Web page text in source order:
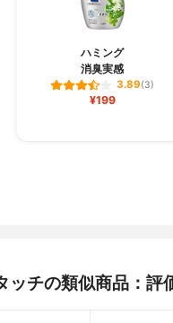
ハミング
消臭実感
3.89(3)
¥199
ッチの類似商品：評